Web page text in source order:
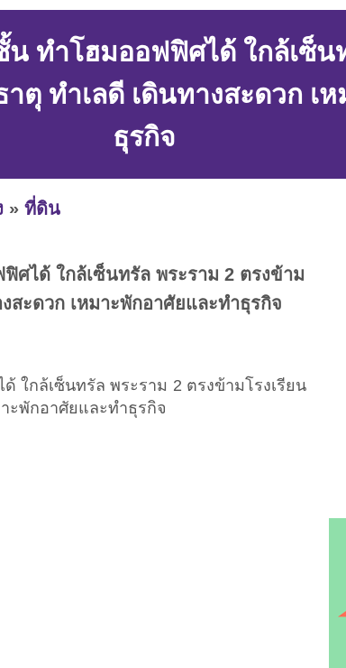
น ทำโฮมออฟฟิศได้ ใกล้เซ็น
ตุ ทำเลดี เดินทางสะดวก เ
ธุรกิจ
» ที่ดิน
ศได้ ใกล้เซ็นทรัล พระราม 2 ตรงข้าม
สะดวก เหมาะพักอาศัยและทำธุรกิจ
ใกล้เซ็นทรัล พระราม 2 ตรงข้ามโรงเรียน
ะพักอาศัยและทำธุรกิจ